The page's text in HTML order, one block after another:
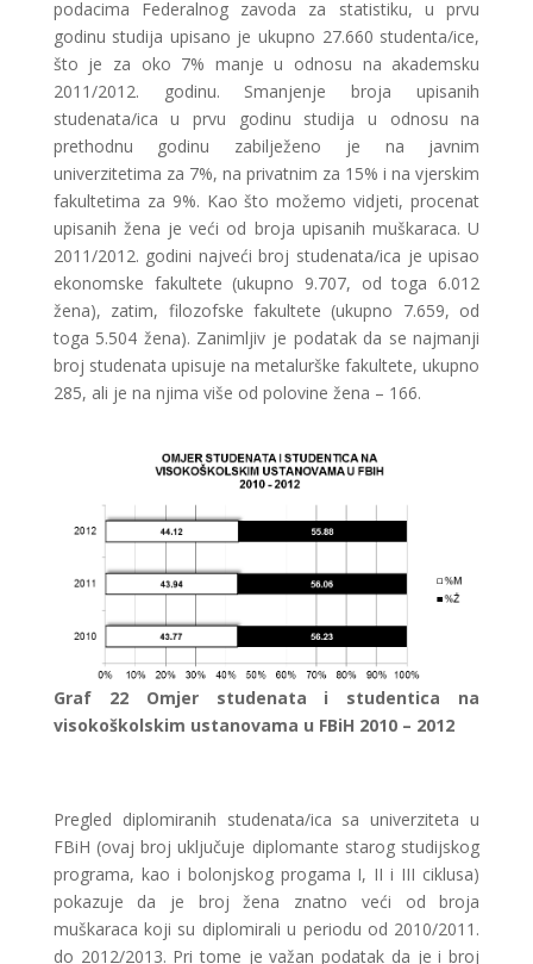
podacima Federalnog zavoda za statistiku, u prvu
godinu studija upisano je ukupno 27.660 studenta/ice,
što je za oko 7% manje u odnosu na akademsku
2011/2012. godinu. Smanjenje broja upisanih
studenata/ica u prvu godinu studija u odnosu na
prethodnu godinu zabilježeno je na javnim
univerzitetima za 7%, na privatnim za 15% i na vjerskim
fakultetima za 9%. Kao što možemo vidjeti, procenat
upisanih žena je veći od broja upisanih muškaraca. U
2011/2012. godini najveći broj studenata/ica je upisao
ekonomske fakultete (ukupno 9.707, od toga 6.012
žena), zatim, filozofske fakultete (ukupno 7.659, od
toga 5.504 žena). Zanimljiv je podatak da se najmanji
broj studenata upisuje na metalurške fakultete, ukupno
285, ali je na njima više od polovine žena – 166.
Graf 22 Omjer studenata i studentica na
visokoškolskim ustanovama u FBiH 2010 – 2012
Pregled diplomiranih studenata/ica sa univerziteta u
FBiH (ovaj broj uključuje diplomante starog studijskog
programa, kao i bolonjskog progama I, II i III ciklusa)
pokazuje da je broj žena znatno veći od broja
muškaraca koji su diplomirali u periodu od 2010/2011.
do 2012/2013. Pri tome je važan podatak da je i broj